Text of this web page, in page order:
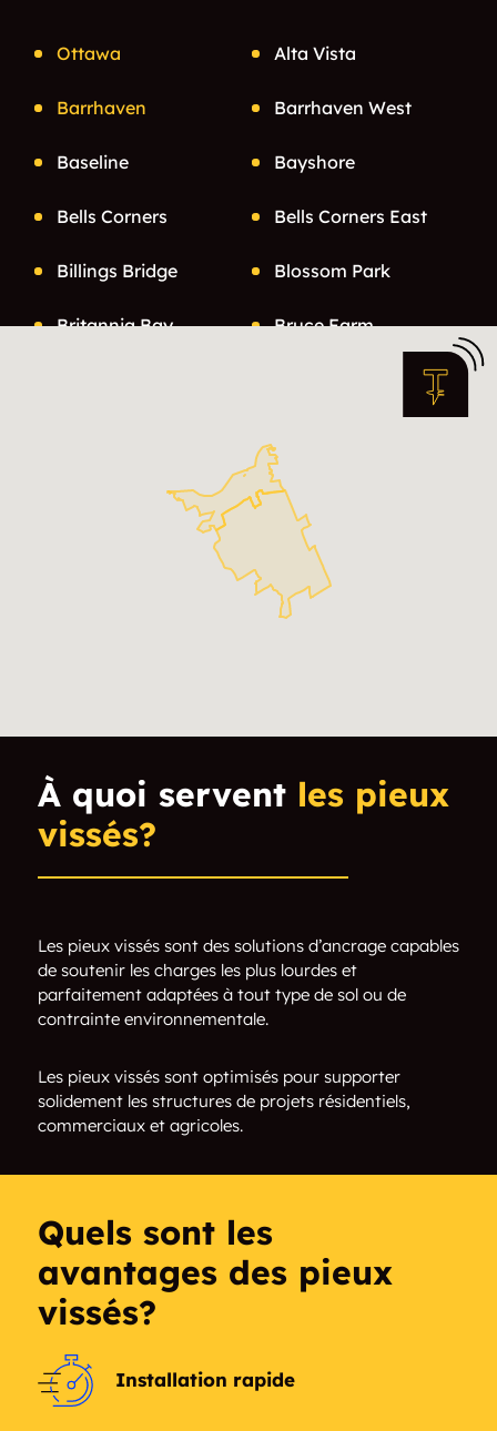
Ottawa Alta Vista
Barrhaven Barrhaven West
Baseline Bayshore
Bells Corners Bells Corners East
Billings Bridge Blossom Park
Britannia Bay Bruce Farm
Centrepointe Centretown
Crestview
Elmvale
Heron Gate Hintonburg
Merivale Mooneys Bay
Nepean
Old Barrhaven Playfair Park
Westboro
Woodroffe
À quoi serventles pieux
vissés?
Les pieux vissés sont des solutions d’ancrage capables
de soutenir les charges les plus lourdes et
parfaitement adaptées à tout type de sol ou de
contrainte environnementale.
Les pieux vissés sont optimisés pour supporter
solidement les structures de projets résidentiels,
commerciaux et agricoles.
Quels sont les
avantages des pieux
vissés?
Installation rapide